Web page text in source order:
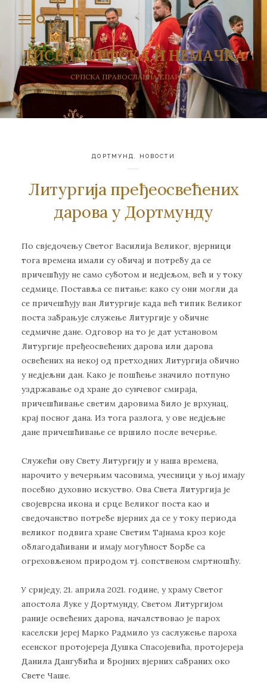
ДИСЕЛДОРФСКА И НЕМАЧКА
СРПСКА ПРАВОСЛАВНА ЕПАРХИЈА
ДОРТМУНД НОВОСТИ
Литургија пређеосвећених
дарова у Дортмунду
По свједочењу Светог Василија Великог, вјерници
тога времена имали су обичај и потребу да се
причешћују не само суботом и недјељом, већ и у току
седмице. Поставља се питање: како су они могли да
се причешћују ван Литургије када већ типик Великог
поста забрањује служење Литургије у обичне
седмичне дане. Одговор на то је дат установом
Литургије пређеосвећених дарова или дарова
освећених на некој од претходних Литургија обично
у недјељни дан. Како је пошћење значило потпуно
уздржавање од хране до сунчевог смираја,
причешћивање светим даровима било је врхунац,
крај посног дана. Из тога разлога, у ове недјељне
дане причешћивање се вршило после вечерње.
Служећи ову Свету Литургију и у наша времена,
нарочито у вечерњим часовима, учесници у њој имају
посебно духовно искуство. Ова Света Литургија је
својеврсна икона и срце Великог поста као и
сведочанство потребе вјерних да се у току периода
великог подвига хране Светим Тајнама кроз које
облагодаћивани и имају могућност борбе са
огреховљеном природом тј. сопственом смртношћу.
У сриједу, 21. априла 2021. године, у храму Светог
апостола Луке у Дортмунду, Светом Литургијом
раније освећених дарова, началствовао је парох
каселски јереј Марко Радмило уз саслужење пароха
есенског протојереја Душка Спасојевића, протојереја
Данила Дангубића и бројних вјерних сабраних око
Свете Чаше.